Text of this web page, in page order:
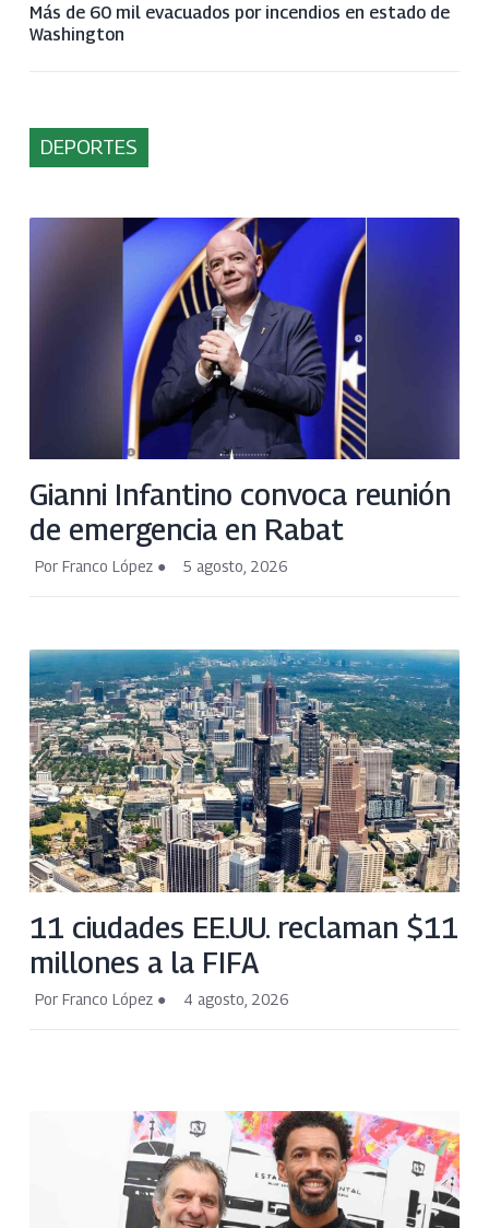
Más de 60 mil evacuados por incendios en estado de
Washington
DEPORTES
Gianni Infantino convoca reunión
de emergencia en Rabat
Por Franco López 5 agosto, 2026
11 ciudades EE.UU. reclaman $11
millones a la FIFA
Por Franco López 4 agosto, 2026